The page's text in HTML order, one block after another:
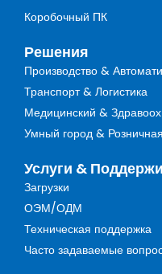
Коробочный ПК
Решения
Производство &
Транспорт & Логистика
Медицинский &
Умный город &
Услуги &
Загрузки
ОЭМ/ОДМ
Техническая поддержка
Часто задаваемые